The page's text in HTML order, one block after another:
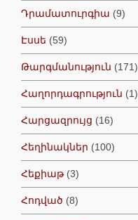
Դրամատուրգիա (9)
Էսսե (59)
Թարգմանություն (171)
Հաղորդագրություն (1)
Հարցազրույց (16)
Հեղինակներ (100)
Հեքիաթ(3)
Հոդված (8)